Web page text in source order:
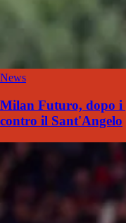
News
Milan Futuro, dopo i
contro il Sant'Angelo